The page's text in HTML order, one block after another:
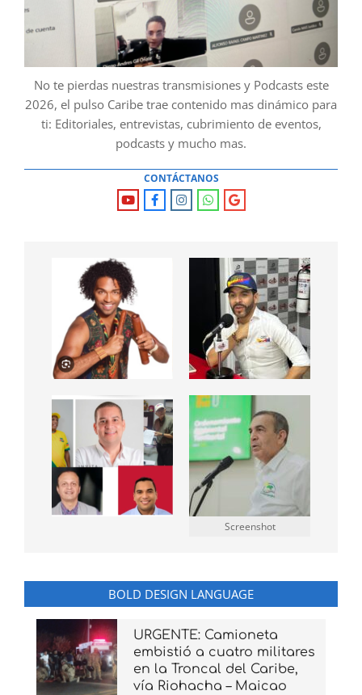
No te pierdas nuestras transmisiones y Podcasts este
2026, el pulso Caribe trae contenido mas dinámico para
ti: Editoriales, entrevistas, cubrimiento de eventos,
podcasts y mucho mas.
CONTÁCTANOS
Screenshot
BOLD DESIGN LANGUAGE
URGENTE: Camioneta
embistió a cuatro militares
en la Troncal del Caribe,
vía Riohacha – Maicao